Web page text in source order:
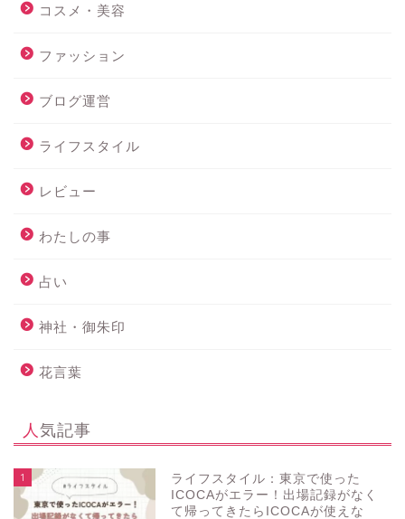
コスメ・美容
ファッション
ブログ運営
ライフスタイル
レビュー
わたしの事
占い
神社・御朱印
花言葉
人気記事
1
ライフスタイル：東京で使った
ICOCAがエラー！出場記録がなく
て帰ってきたらICOCAが使えな